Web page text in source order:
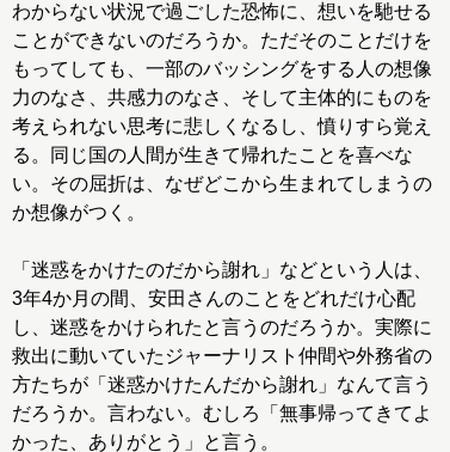
わからない状況で過ごした恐怖に、想いを馳せる
ことができないのだろうか。ただそのことだけを
もってしても、一部のバッシングをする人の想像
力のなさ、共感力のなさ、そして主体的にものを
考えられない思考に悲しくなるし、憤りすら覚え
る。同じ国の人間が生きて帰れたことを喜べな
い。その屈折は、なぜどこから生まれてしまうの
か想像がつく。
「迷惑をかけたのだから謝れ」などという人は、
3年4か月の間、安田さんのことをどれだけ心配
し、迷惑をかけられたと言うのだろうか。実際に
救出に動いていたジャーナリスト仲間や外務省の
方たちが「迷惑かけたんだから謝れ」なんて言う
だろうか。言わない。むしろ「無事帰ってきてよ
かった、ありがとう」と言う。